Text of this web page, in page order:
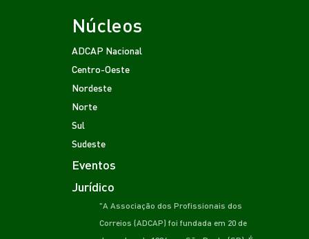
Núcleos
ADCAP Nacional
Centro-Oeste
Nordeste
Norte
Sul
Sudeste
Eventos
Jurídico
"A Associação dos Profissionais dos
Correios (ADCAP) foi fundada em 20 de